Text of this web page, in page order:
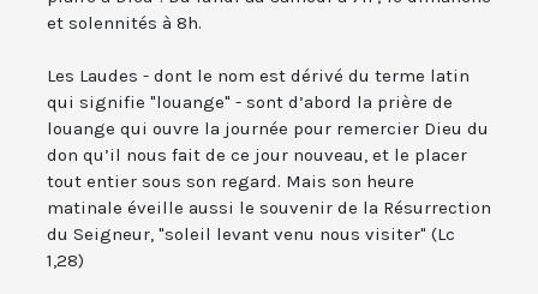
et solennités à 8h.
Les Laudes - dont le nom est dérivé du terme latin
qui signifie "louange" - sont d’abord la prière de
louange qui ouvre la journée pour remercier Dieu du
don qu’il nous fait de ce jour nouveau, et le placer
tout entier sous son regard. Mais son heure
matinale éveille aussi le souvenir de la Résurrection
du Seigneur, "soleil levant venu nous visiter" (Lc
1,28)